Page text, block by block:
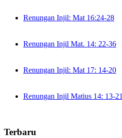
Renungan Injil: Mat 16:24-28
Renungan Injil Mat. 14: 22-36
Renungan Injil: Mat 17: 14-20
Renungan Injil Matius 14: 13-21
Terbaru